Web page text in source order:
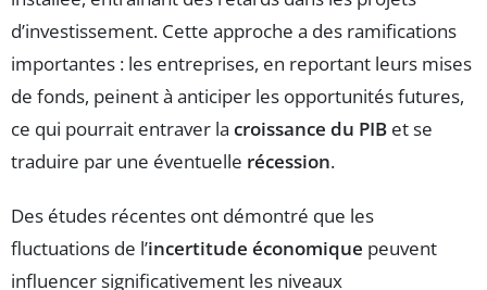
d’investissement. Cette approche a des ramifications
importantes : les entreprises, en reportant leurs mises
de fonds, peinent à anticiper les opportunités futures,
ce qui pourrait entraver la croissance du PIB et se
traduire par une éventuelle récession.
Des études récentes ont démontré que les
fluctuations de l’incertitude économique peuvent
influencer significativement les niveaux